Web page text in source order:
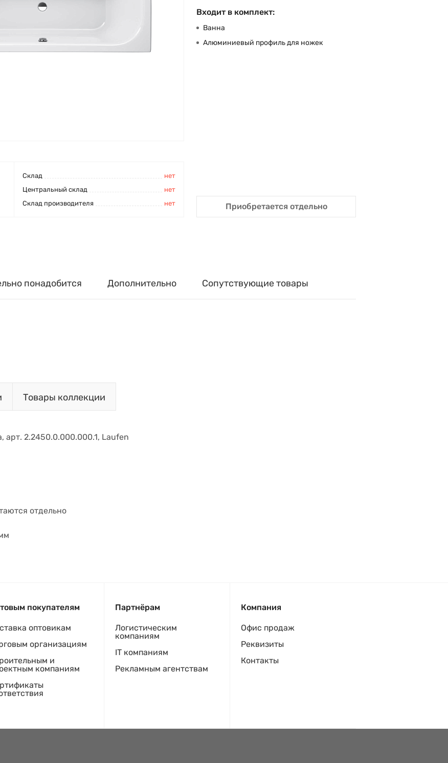
Cклад
нет
Центральный склад
нет
Склад производителя
нет
Входит в комплект:
Ванна
Алюминиевый профиль для ножек
Приобретается отдельно
понадобится Дополнительно Сопутствующие товары
Товары коллекции
арт. 2.2450.0.000.000.1, Laufen
отдельно
покупателям
оптовикам
организациям
и
компаниям
Партнёрам
Логистическим
компаниям
IT компаниям
Рекламным агентствам
Компания
Офис продаж
Реквизиты
Контакты